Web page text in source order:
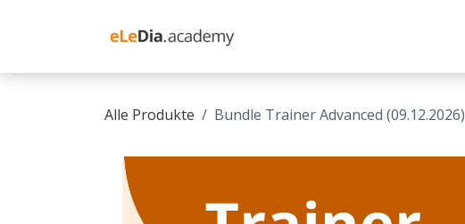
Alle Produkte Bundle Trainer Advanced (09.12.2026)